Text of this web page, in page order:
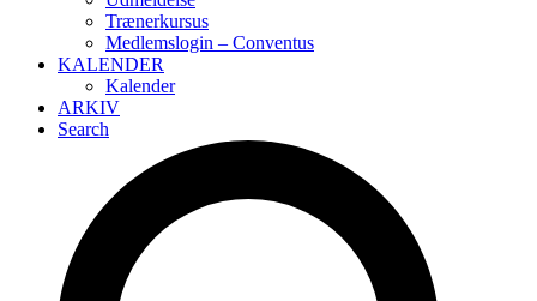
Trænerkursus
Medlemslogin – Conventus
KALENDER
Kalender
ARKIV
Search